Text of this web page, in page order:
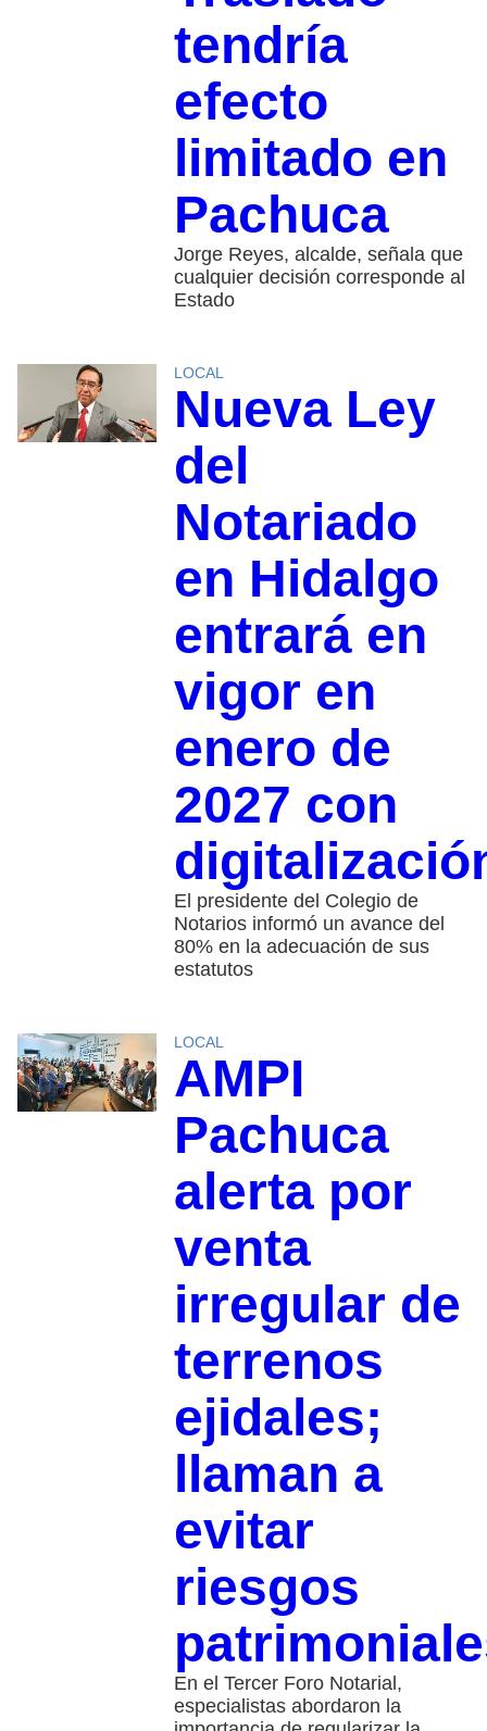
tendría
efecto
limitado en
Pachuca
Jorge Reyes, alcalde, señala que
cualquier decisión corresponde al
Estado
LOCAL
Nueva Ley
del
Notariado
en Hidalgo
entrará en
vigor en
enero de
2027 con
El presidente del Colegio de
Notarios informó un avance del
80% en la adecuación de sus
estatutos
LOCAL
AMPI
Pachuca
alerta por
venta
irregular de
terrenos
ejidales;
llaman a
evitar
riesgos
En el Tercer Foro Notarial,
especialistas abordaron la